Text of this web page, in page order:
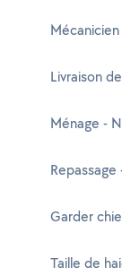
Livraison
Ménage -
Repassage
Garder
Taille de